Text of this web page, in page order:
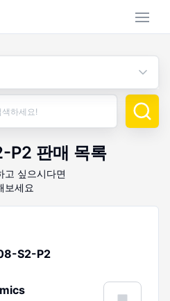
P2 판매 목록
고 싶으시다면
보세요
S2-P2